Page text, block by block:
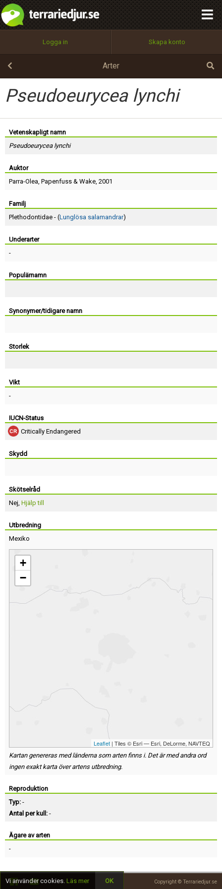
Logga in Skapa konto
Arter
Pseudoeurycea lynchi
Vetenskapligt namn
Pseudoeurycea lynchi
Auktor
Parra-Olea, Papenfuss & Wake, 2001
Familj
Plethodontidae - (Lunglösa salamandrar)
Underarter
-
Populärnamn
Synonymer/tidigare namn
Storlek
Vikt
-
IUCN-Status
Critically Endangered
Skydd
Skötselråd
Nej, Hjälp till
Utbredning
Mexiko
+
−
Leaflet | Tiles © Esri — Esri, DeLorme, NAVTEQ
Kartan genereras med länderna som arten finns i. Det är med andra ord
ingen exakt karta över artens utbredning.
Reproduktion
Typ: -
Antal per kull: -
Ägare av arten
-
Copyright © Terrariedjur.se
Utför
100%
OK
integritetspolicy
Namn:
Epost:
Lösenord:
Terms of Service
Skapa konto
Begär nytt lösenord
Tillbaka till förstasidan
Vi använder cookies. Läs mer OK